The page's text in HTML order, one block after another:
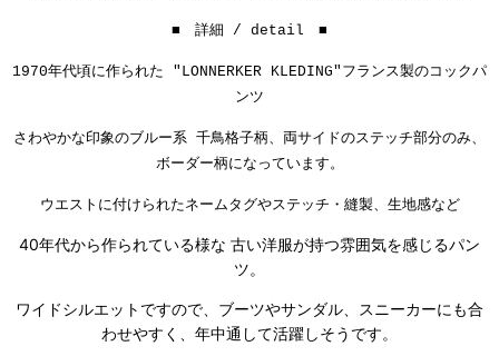
■ 詳細 / detail ■
1970年代頃に作られた "LONNERKER KLEDING"フランス製のコックパ
ンツ
さわやかな印象のブルー系 千鳥格子柄、両サイドのステッチ部分のみ、
ボーダー柄になっています。
ウエストに付けられたネームタグやステッチ・縫製、生地感など
40年代から作られている様な 古い洋服が持つ雰囲気を感じるパン
ツ。
ワイドシルエットですので、ブーツやサンダル、スニーカーにも合
わせやすく、年中通して活躍しそうです。